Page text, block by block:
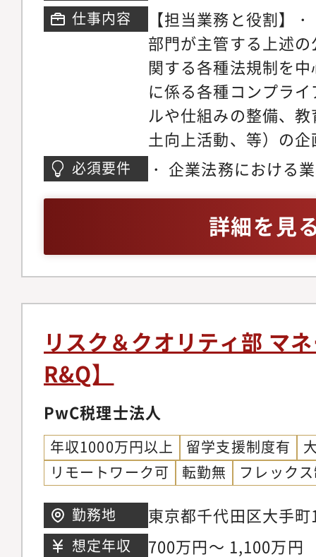
ホルダーからの期待
フェッショナル集団
のようなファイナン
係る管理業務を担当
際ご担当頂く業務内
希望により変わりま
イナンス 海外の銀
ク、海外投資ファン
の審査・ストラクチ
外投資ファンド向け
査・海外証券に係る
規則類の運用・修正
ントリーリミット管
進 ポートフォリオ管
州・アジア）とも連
信用リスク管理をし
フィールドで活躍す
組織立ち上げフェー
における新部署だか
りに主体的に関わる
仕事内容
【担当業務と役割】
部門が主管する上述
関する各種法規制を
に係る各種コンプラ
ルや仕組みの整備、
土向上活動、等）の
ループ全体における
モニタリング体制の
す・ 担当チームの中
ルセンター内はもち
他の職能部門、海外
プの海外拠点の法務
グループ全体の海外
うPEX海外拠点の法
的役割を担っていた
す。【具体的な仕事
する各種法規制の遵
ルールや仕組み等の
て上記施策が確実に
とを確認するための
必須要件
・ 企業法務における
安：TOEIC750点以上
詳細を見
リスク＆クオリティ部 マ
R&Q】
PwC税理士法人
年収1000万円以上 留学支援制度有
リモートワーク可
転勤無 フレック
勤務地
東京都千代田区大手
One タワー
想定年収 700万円～ 1,100万円